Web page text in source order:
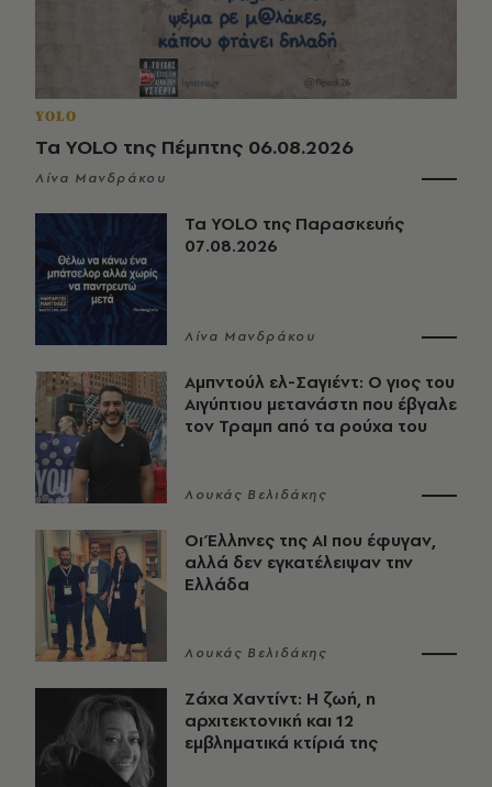
YOLO
Τα YOLO της Πέμπτης 06.08.2026
Λίνα Μανδράκου
Τα YOLO της Παρασκευής
07.08.2026
Λίνα Μανδράκου
Αμπντούλ ελ-Σαγιέντ: Ο γιος του
Αιγύπτιου μετανάστη που έβγαλε
τον Τραμπ από τα ρούχα του
Λουκάς Βελιδάκης
Οι Έλληνες της ΑΙ που έφυγαν,
αλλά δεν εγκατέλειψαν την
Ελλάδα
Λουκάς Βελιδάκης
Ζάχα Χαντίντ: Η ζωή, η
αρχιτεκτονική και 12
εμβληματικά κτίριά της